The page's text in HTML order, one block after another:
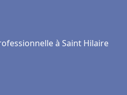
à Saint Hilaire